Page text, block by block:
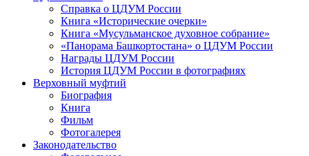
Справка о ЦДУМ России
Книга «Исторические очерки»
Книга «Мусульманское духовное собрание»
«Панорама Башкортостана» о ЦДУМ России
Награды ЦДУМ России
История ЦДУМ России в фотографиях
Верховный муфтий
Биография
Книга
Фильм
Фотогалерея
Законодательство